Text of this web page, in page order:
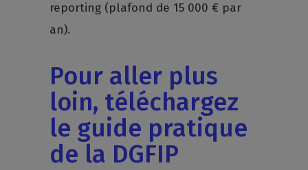
reporting (plafond de 15 000 € par
an).
Pour aller plus
loin, téléchargez
le guide pratique
de la DGFIP